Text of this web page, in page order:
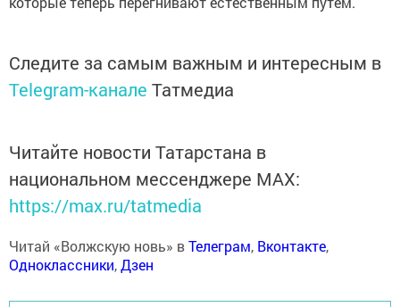
Следите за самым важным и интересным в
Telegram-канале Татмедиа
Читайте новости Татарстана в
национальном мессенджере MАХ:
https://max.ru/tatmedia
Читай «Волжскую новь» вТелеграм, Вконтакте,
Одноклассники,Дзен